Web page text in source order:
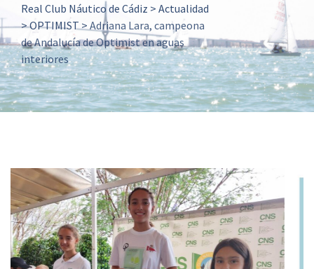
Real Club Náutico de Cádiz > Actualidad
>OPTIMIST > Adriana Lara, campeona
de Andalucía de Optimist en aguas
interiores